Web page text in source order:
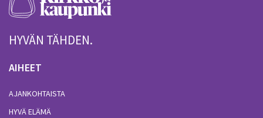
HYVÄN TÄHDEN.
AIHEET
AJANKOHTAISTA
HYVÄ ELÄMÄ